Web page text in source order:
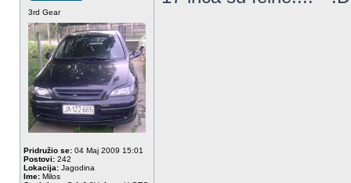
3rd Gear
Pridružio se: 04 Maj 2009 15:01
Postovi: 242
Lokacija: Jagodina
Ime: Milos